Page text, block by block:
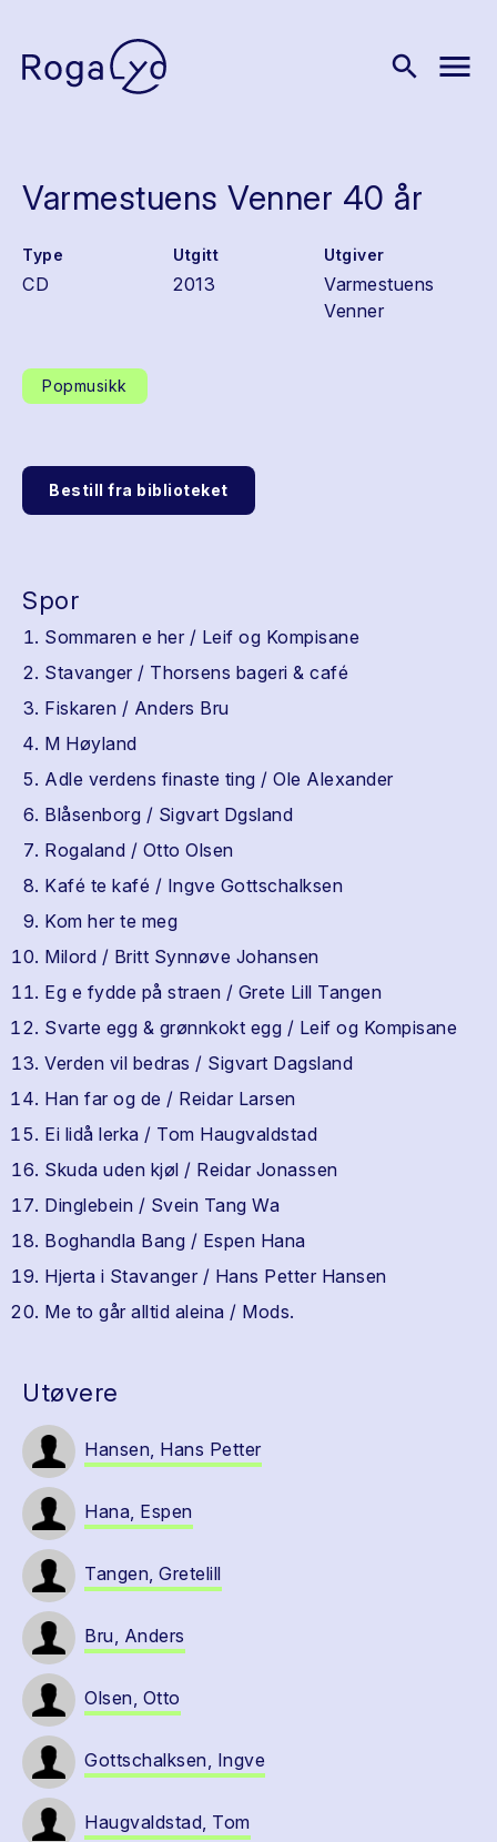
search menu
Varmestuens Venner 40 år
Type
CD
Utgitt
2013
Utgiver
Varmestuens
Venner
Popmusikk
Bestill fra biblioteket
Spor
Sommaren e her / Leif og Kompisane
Stavanger / Thorsens bageri & café
Fiskaren / Anders Bru
M Høyland
Adle verdens finaste ting / Ole Alexander
Blåsenborg / Sigvart Dgsland
Rogaland / Otto Olsen
Kafé te kafé / Ingve Gottschalksen
Kom her te meg
Milord / Britt Synnøve Johansen
Eg e fydde på straen / Grete Lill Tangen
Svarte egg & grønnkokt egg / Leif og Kompisane
Verden vil bedras / Sigvart Dagsland
Han far og de / Reidar Larsen
Ei lidå lerka / Tom Haugvaldstad
Skuda uden kjøl / Reidar Jonassen
Dinglebein / Svein Tang Wa
Boghandla Bang / Espen Hana
Hjerta i Stavanger / Hans Petter Hansen
Me to går alltid aleina / Mods.
Utøvere
Hansen, Hans Petter
Hana, Espen
Tangen, Gretelill
Bru, Anders
Olsen, Otto
Gottschalksen, Ingve
Haugvaldstad, Tom